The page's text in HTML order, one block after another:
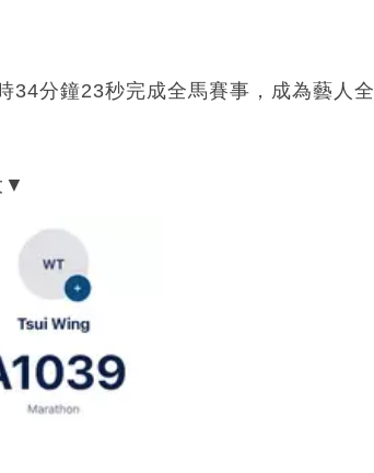
34分鐘23秒完成全馬賽事，成為藝人全